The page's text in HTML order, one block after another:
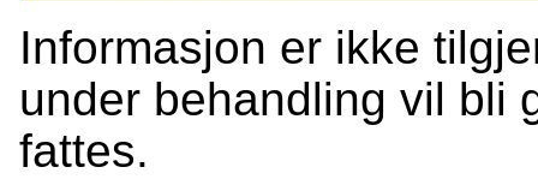
Informasjon er ikke
under behandling vil bli
fattes.